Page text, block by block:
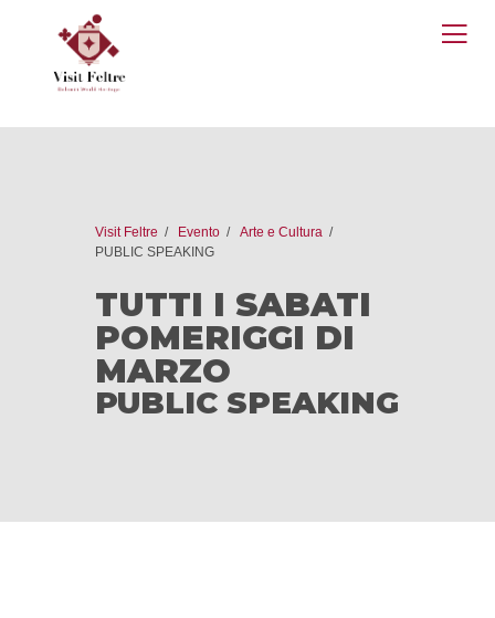
Visit Feltre Evento
Arte e Cultura
PUBLIC SPEAKING
TUTTI I SABATI
POMERIGGI DI
MARZO
PUBLIC SPEAKING